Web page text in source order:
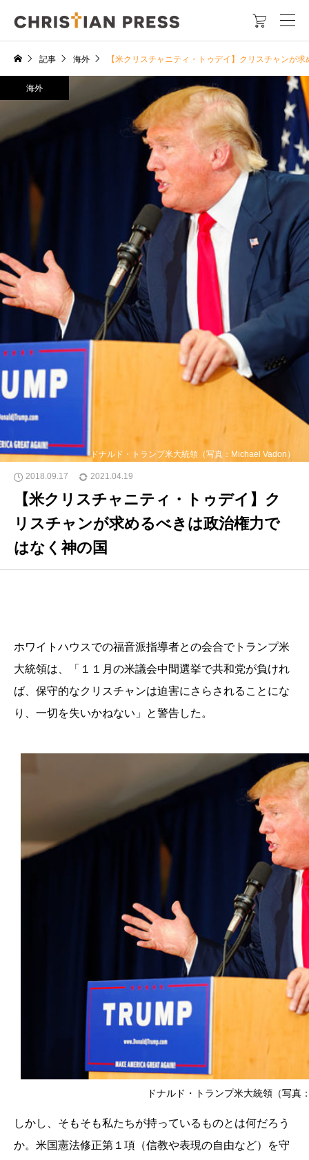

記事 海外 【米クリスチャニティ・トゥデイ】クリスチャンが
ドナルド・トランプ米大統領（写真：Michael Vadon）
海外
2018.09.17 2021.04.19
【米クリスチャニティ・トゥデイ】ク
リスチャンが求めるべきは政治権力で
はなく神の国
ホワイトハウスでの福音派指導者との会合でトランプ米
大統領は、「１１月の米議会中間選挙で共和党が負けれ
ば、保守的なクリスチャンは迫害にさらされることにな
り、一切を失いかねない」と警告した。
ドナルド・トランプ米大統領（写真
しかし、そもそも私たちが持っているものとは何だろう
か。米国憲法修正第１項（信教や表現の自由など）を守